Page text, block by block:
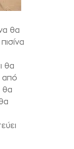
θα
θα
από
θα